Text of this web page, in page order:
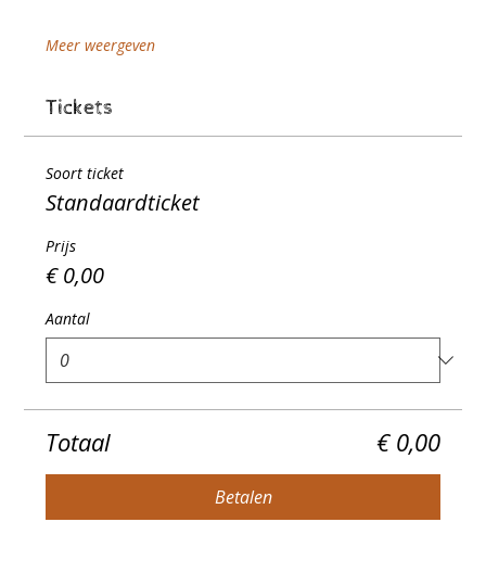
Meer weergeven
Tickets
Soort ticket
Standaardticket
Prijs
€ 0,00
Aantal
Totaal € 0,00
Betalen